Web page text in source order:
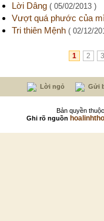
Lời Dâng ( 05/02/2013 )
Vượt quá phước của
Tri thiên Mệnh ( 02/12/
1 2 3
Lời ngỏ Gửi
Bản quyền
Ghi rõ nguồn